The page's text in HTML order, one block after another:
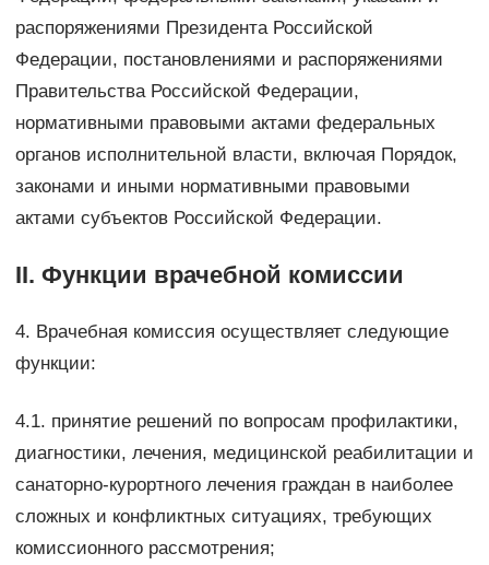
распоряжениями Президента Российской
Федерации, постановлениями и распоряжениями
Правительства Российской Федерации,
нормативными правовыми актами федеральных
органов исполнительной власти, включая Порядок,
законами и иными нормативными правовыми
актами субъектов Российской Федерации.
II. Функции врачебной комиссии
4. Врачебная комиссия осуществляет следующие
функции:
4.1. принятие решений по вопросам профилактики,
диагностики, лечения, медицинской реабилитации и
санаторно-курортного лечения граждан в наиболее
сложных и конфликтных ситуациях, требующих
комиссионного рассмотрения;